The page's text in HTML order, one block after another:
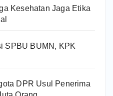
Kesehatan Jaga Etika
SPBU BUMN, KPK
DPR Usul Penerima